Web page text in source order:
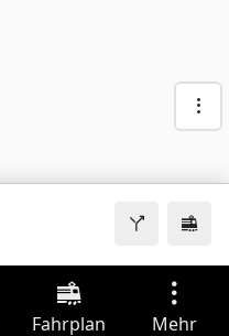
Fahrplan Mehr